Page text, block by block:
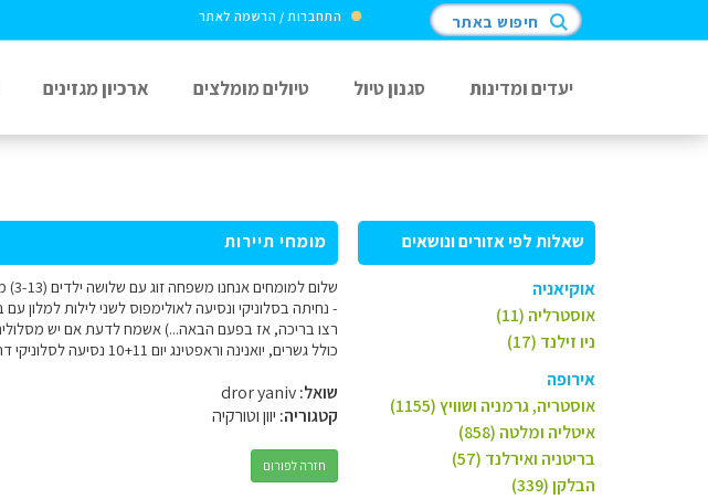
התחברות / הרשמה לאתר חיפוש באתר
יעדים ומדינות סגנון טיול טיולים מומלצים ארכיון מגזינים
שאלות לפי אזורים ונושאים
אוקיאניה
אוסטרליה (11)
ניו זילנד (17)
אירופה
אוסטריה, גרמניה ושוויץ (1155)
איטליה ומלטה (858)
בריטניה ואירלנד (57)
הבלקן (339)
מומחי תיירות
כולל גשרים, יואנינה וראפטינג יום 10+11 נסיעה לסלוניקי דרך וואריה תודה
שואל:
קטגוריה: יוון וטורקיה
חזרה לפורום